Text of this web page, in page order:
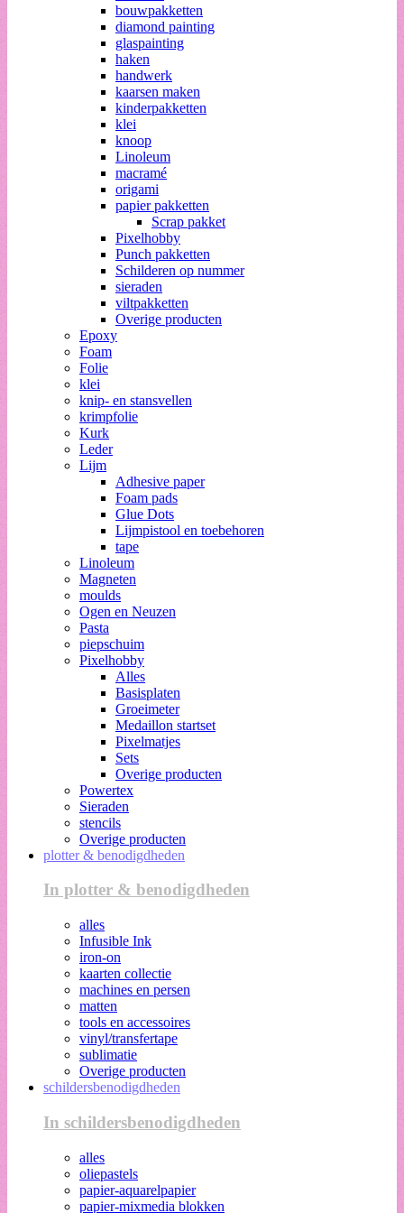
bouwpakketten
diamond painting
glaspainting
haken
handwerk
kaarsen maken
kinderpakketten
klei
knoop
Linoleum
macramé
origami
papier pakketten
Scrap pakket
Pixelhobby
Punch pakketten
Schilderen op nummer
sieraden
viltpakketten
Overige producten
Epoxy
Foam
Folie
klei
knip- en stansvellen
krimpfolie
Kurk
Leder
Lijm
Adhesive paper
Foam pads
Glue Dots
Lijmpistool en toebehoren
tape
Linoleum
Magneten
moulds
Ogen en Neuzen
Pasta
piepschuim
Pixelhobby
Alles
Basisplaten
Groeimeter
Medaillon startset
Pixelmatjes
Sets
Overige producten
Powertex
Sieraden
stencils
Overige producten
plotter & benodigdheden
In plotter & benodigdheden
alles
Infusible Ink
iron-on
kaarten collectie
machines en persen
matten
tools en accessoires
vinyl/transfertape
sublimatie
Overige producten
schildersbenodigdheden
In schildersbenodigdheden
alles
oliepastels
papier-aquarelpapier
papier-mixmedia blokken